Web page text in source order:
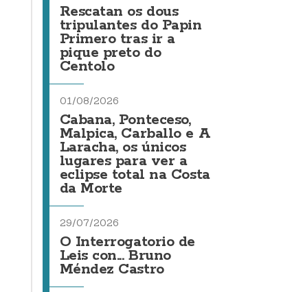
Rescatan os dous
tripulantes do Papin
Primero tras ir a
pique preto do
Centolo
01/08/2026
Cabana, Ponteceso,
Malpica, Carballo e A
Laracha, os únicos
lugares para ver a
eclipse total na Costa
da Morte
29/07/2026
O Interrogatorio de
Leis con... Bruno
Méndez Castro